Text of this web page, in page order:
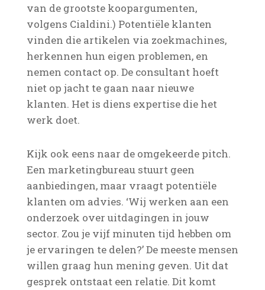
van de grootste koopargumenten,
volgens Cialdini.) Potentiële klanten
vinden die artikelen via zoekmachines,
herkennen hun eigen problemen, en
nemen contact op. De consultant hoeft
niet op jacht te gaan naar nieuwe
klanten. Het is diens expertise die het
werk doet.
Kijk ook eens naar de omgekeerde pitch.
Een marketingbureau stuurt geen
aanbiedingen, maar vraagt potentiële
klanten om advies. ‘Wij werken aan een
onderzoek over uitdagingen in jouw
sector. Zou je vijf minuten tijd hebben om
je ervaringen te delen?’ De meeste mensen
willen graag hun mening geven. Uit dat
gesprek ontstaat een relatie. Dit komt